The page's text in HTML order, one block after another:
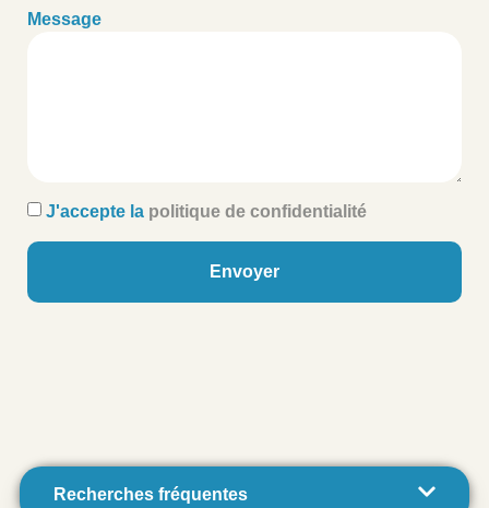
Message
J'accepte la politique de confidentialité
Envoyer
Recherches fréquentes